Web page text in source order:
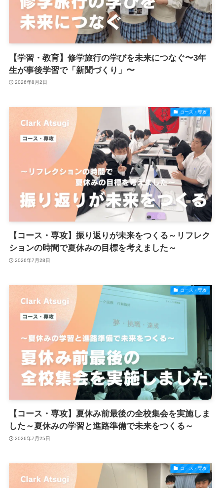
【学習・教育】修学旅行の学びを未来につなぐ〜3年
生が事後学習で「新聞づくり」〜
2026年8月2日
コース・専攻
【コース・専攻】振り返りが未来をつくる～リフレク
ションの時間で夏休みの目標を考えました～
2026年7月28日
コース・専攻
【コース・専攻】夏休み前最後の全校集会を実施しま
した～夏休みの学習と進路準備で未来をつくる～
2026年7月25日
コース・専攻